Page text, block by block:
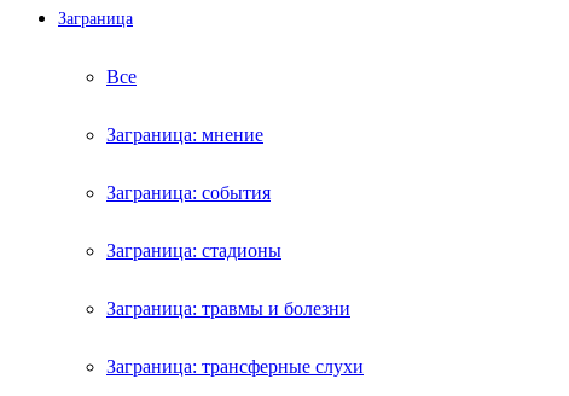
Заграница
Все
Заграница: мнение
Заграница: события
Заграница: стадионы
Заграница: травмы и болезни
Заграница: трансферные слухи